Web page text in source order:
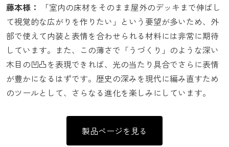
藤本様：
「室内の床材をそのまま屋外のデッキまで伸ばし
て視覚的な広がりを作りたい」という要望が多いため、外
部で使えて内装と表情を合わせられる材料には非常に期待
しています。また、この薄さで「うづくり」のような深い
木目の凹凸を表現できれば、光の当たり具合でさらに表情
が豊かになるはずです。歴史の深みを現代に編み直すため
のツールとして、さらなる進化を楽しみにしています。
製品ページを見る